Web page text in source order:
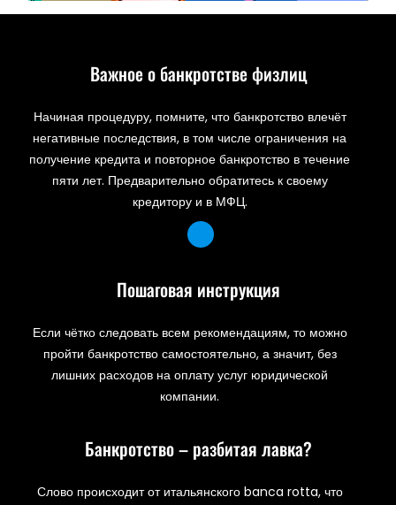
Важное о банкротстве физлиц
Начиная процедуру, помните, что банкротство влечёт
негативные последствия, в том числе ограничения на
получение кредита и повторное банкротство в течение
пяти лет. Предварительно обратитесь к своему
кредитору и в МФЦ.
Пошаговая инструкция
Если чётко следовать всем рекомендациям, то можно
пройти банкротство самостоятельно, а значит, без
лишних расходов на оплату услуг юридической
компании.
Банкротство – разбитая лавка?
Слово происходит от итальянского banca rotta, что